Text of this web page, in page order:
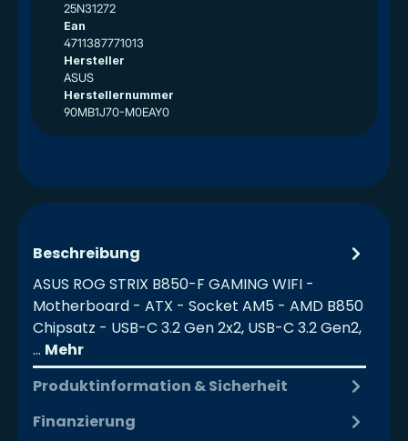
25N31272
Ean
4711387771013
Hersteller
ASUS
Herstellernummer
90MB1J70-M0EAY0
Beschreibung
ASUS ROG STRIX B850-F GAMING WIFI -
Motherboard - ATX - Socket AM5 - AMD B850
Chipsatz - USB-C 3.2 Gen 2x2, USB-C 3.2 Gen2,
… Mehr
Produktinformation & Sicherheit
Finanzierung